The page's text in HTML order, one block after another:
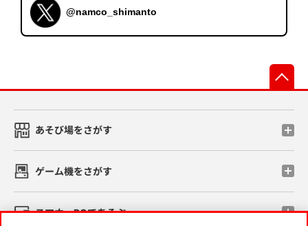
@namco_shimanto
あそび場をさがす
ゲーム機をさがす
スマホ・PCであそぶ